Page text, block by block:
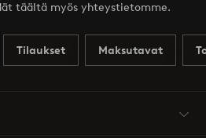
täältä myös yhteystietomme.
Tilaukset Maksutavat